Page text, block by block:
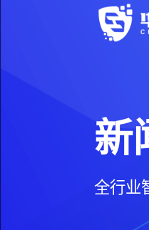
新
全行业